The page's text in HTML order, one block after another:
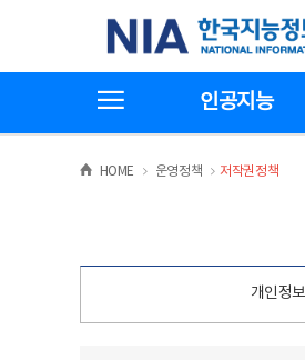
기
한국지능정보사회진흥원
인공지능
HOME >운영정책 >
저작권정책
개인정